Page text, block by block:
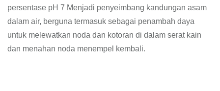
persentase pH 7 Menjadi penyeimbang kandungan asam
dalam air, berguna termasuk sebagai penambah daya
untuk melewatkan noda dan kotoran di dalam serat kain
dan menahan noda menempel kembali.